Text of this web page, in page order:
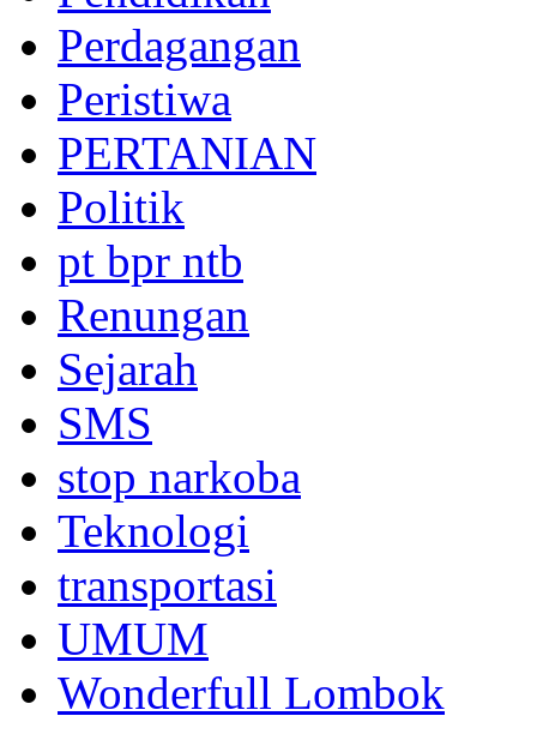
Perdagangan
Peristiwa
PERTANIAN
Politik
pt bpr ntb
Renungan
Sejarah
SMS
stop narkoba
Teknologi
transportasi
UMUM
Wonderfull Lombok